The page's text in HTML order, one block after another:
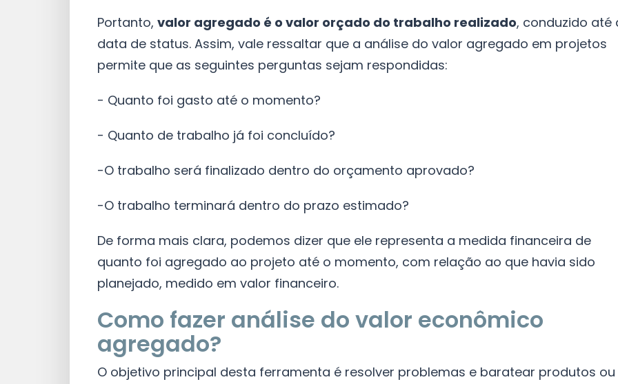
Portanto, valor agregado é o valor orçado do trabalho realizado, conduzido até
data de status. Assim, vale ressaltar que a análise do valor agregado em projetos
permite que as seguintes perguntas sejam respondidas:
- Quanto foi gasto até o momento?
- Quanto de trabalho já foi concluído?
-O trabalho será finalizado dentro do orçamento aprovado?
-O trabalho terminará dentro do prazo estimado?
De forma mais clara, podemos dizer que ele representa a medida financeira de
quanto foi agregado ao projeto até o momento, com relação ao que havia sido
planejado, medido em valor financeiro.
Como fazer análise do valor econômico
agregado?
O objetivo principal desta ferramenta é resolver problemas e baratear produtos ou